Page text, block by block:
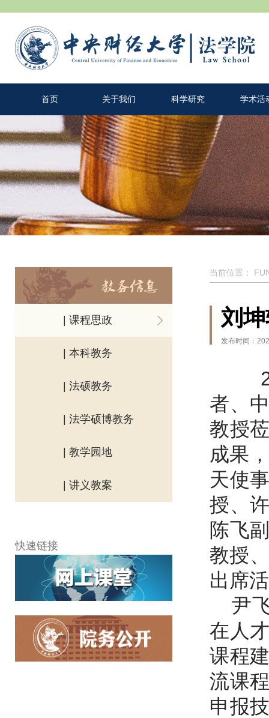
首页 关于我们 科学研究 学术活
| 课程思政
| 本科教务
| 法硕教务
| 法学硕博教务
| 教学园地
| 讲义教案
快速链接
当前位置：
刘
发布时间：
者、
教授
成果
天使
授、
陈飞
教授
出席
尹飞
在人
课程
流课
申报